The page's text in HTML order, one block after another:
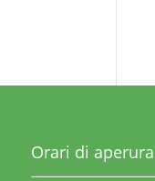
Orari di aperura